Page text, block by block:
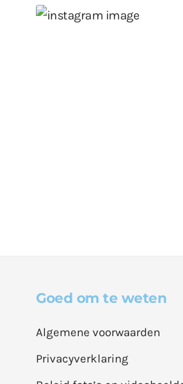
Goed om te weten
Algemene voorwaarden
Privacyverklaring